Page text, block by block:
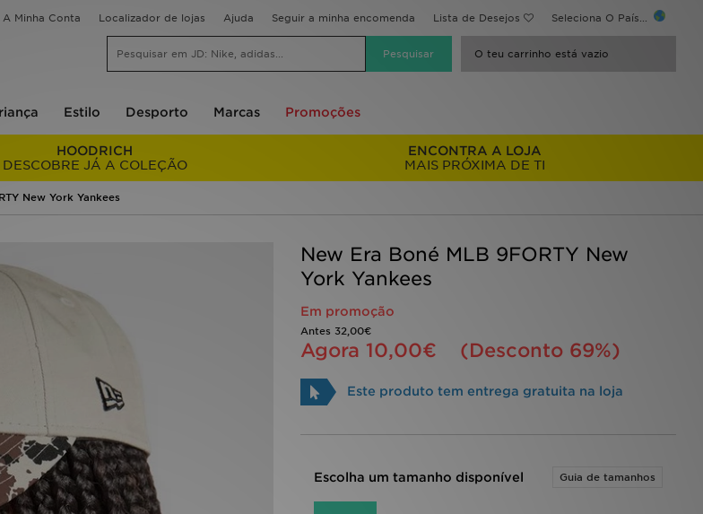
A Minha Conta Localizador de lojas Ajuda Seguir a minha encomenda Lista de Desejos Seleciona O País...
O teu carrinho está vazio
Estilo Desporto Marcas Promoções
HOODRICH
DESCOBRE JÁ A COLEÇÃO
ENCONTRA A LOJA
MAIS PRÓXIMA DE TI
New York Yankees
New Era Boné MLB 9FORTY New
York Yankees
Em promoção
Antes 32,00€
Agora 10,00€ (Desconto 69%)
Este produto tem entrega gratuita na loja
Escolha um tamanho disponível Guia de tamanhos